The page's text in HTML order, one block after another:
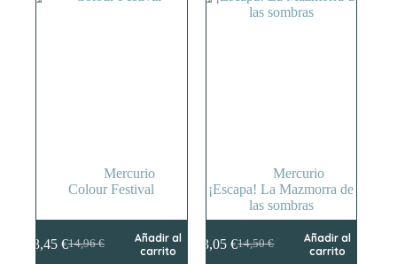
Mercurio
Colour Festival
14,96€
El
13,45 €El
Añadir al
carrito
Mercurio
¡Escapa! La Mazmorra de
las sombras
14,50€
El
13,05€El
Añadir al
carrito